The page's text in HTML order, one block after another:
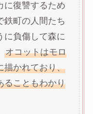
に復讐するため
鉄町の人間たち
に負傷して森に
オコットはモロ
描かれており、
ることもわかり